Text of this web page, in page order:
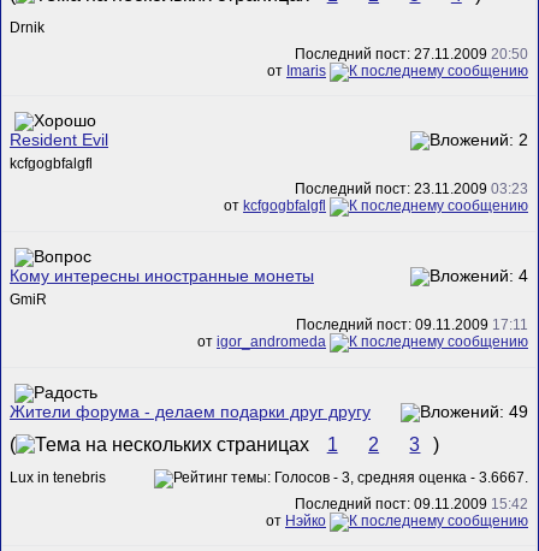
Drnik
Последний пост: 27.11.2009 20:50
от Imaris
Resident Evil
kcfgogbfalgfl
Последний пост: 23.11.2009 03:23
от kcfgogbfalgfl
Кому интересны иностранные монеты
GmiR
Последний пост: 09.11.2009 17:11
от igor_andromeda
Жители форума - делаем подарки друг другу
( 1 2 3 )
Lux in tenebris
Последний пост: 09.11.2009 15:42
от Нэйко